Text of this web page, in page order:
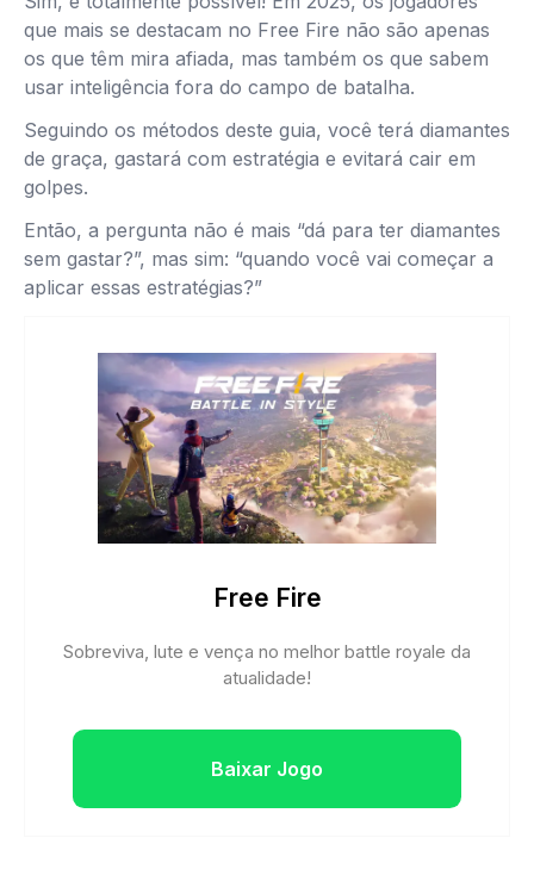
que mais se destacam no Free Fire não são apenas
os que têm mira afiada, mas também os que sabem
usar inteligência fora do campo de batalha.
Seguindo os métodos deste guia, você terá diamantes
de graça, gastará com estratégia e evitará cair em
golpes.
Então, a pergunta não é mais “dá para ter diamantes
sem gastar?”, mas sim: “quando você vai começar a
aplicar essas estratégias?”
Free Fire
Sobreviva, lute e vença no melhor battle royale da
atualidade!
Baixar Jogo